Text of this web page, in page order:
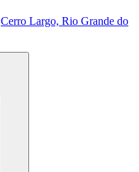
Cerro Largo, Rio Grande do